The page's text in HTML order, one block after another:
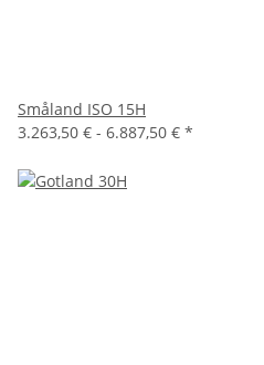
Småland ISO 15H
3.263,50 € - 6.887,50 € *